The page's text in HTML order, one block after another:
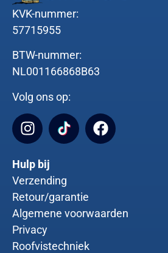
KVK-nummer:
57715955
BTW-nummer:
NL001166868B63
Volg ons op:
Hulp bij
Verzending
Retour/garantie
Algemene voorwaarden
Privacy
Roofvistechniek